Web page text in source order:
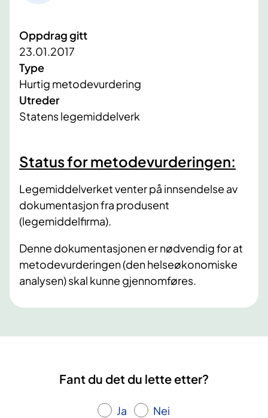
Oppdrag gitt
23.01.2017
Type
Hurtig metodevurdering
Utreder
Statens legemiddelverk
​Status for metodevurderingen:
Legemiddelverket venter på innsendelse av
dokumentasjon fra produsent
(legemiddelfirma).
Denne dokumentasjonen er nødvendig for at
metodevurderingen (den helseøkonomiske
analysen) skal kunne gjennomføres.
Fant du det du lette etter?
Ja Nei